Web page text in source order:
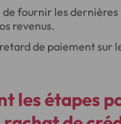
de fournir les
revenus.
de paiement sur
les étapes